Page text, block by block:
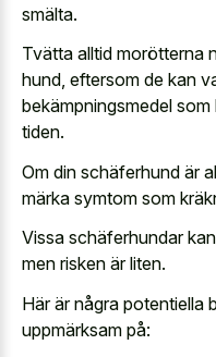
smälta.
Tvätta alltid morötterna
hund, eftersom de kan
bekämpningsmedel
tiden.
Om din schäferhund är
märka symtom som
Vissa schäferhundar
men risken är liten.
Här är några potentiella
uppmärksam på: